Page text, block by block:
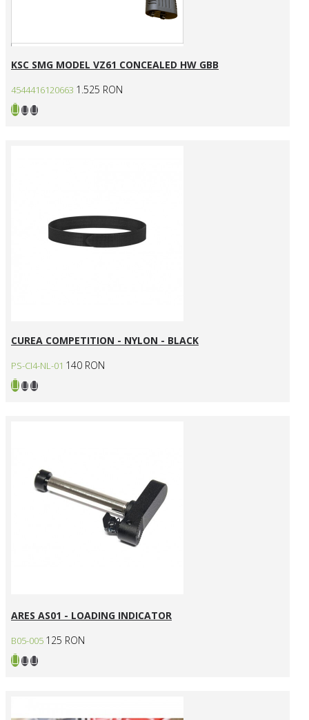
KSC SMG MODEL VZ61 CONCEALED HW GBB
4544416120663 1.525 RON
CUREA COMPETITION - NYLON - BLACK
PS-CI4-NL-01 140 RON
ARES AS01 - LOADING INDICATOR
B05-005 125 RON